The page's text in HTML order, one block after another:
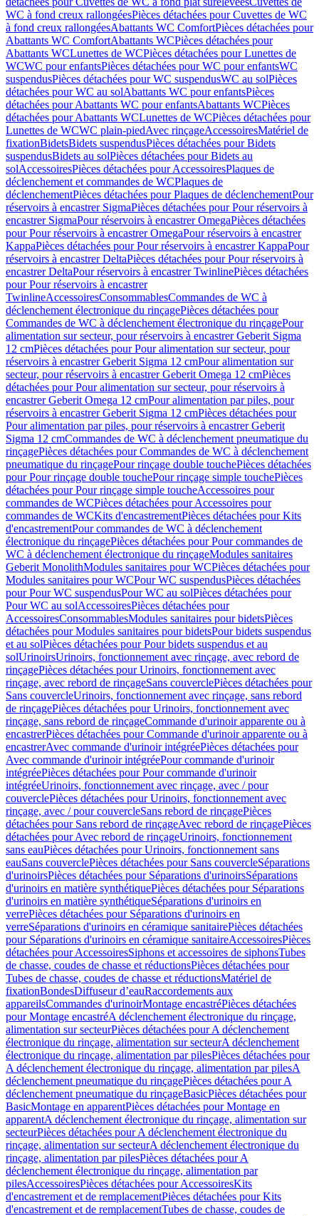
WC à fond creux rallongéesPièces détachées pour Cuvettes de WC
à fond creux rallongéesAbattants WC ComfortPièces détachées pour
Abattants WC ComfortAbattants WCPièces détachées pour
Abattants WCLunettes de WCPièces détachées pour Lunettes de
WCWC pour enfantsPièces détachées pour WC pour enfantsWC
suspendusPièces détachées pour WC suspendusWC au solPièces
détachées pour WC au solAbattants WC pour enfantsPièces
détachées pour Abattants WC pour enfantsAbattants WCPièces
détachées pour Abattants WCLunettes de WCPièces détachées pour
Lunettes de WCWC plain-piedAvec rinçageAccessoiresMatériel de
fixationBidetsBidets suspendusPièces détachées pour Bidets
suspendusBidets au solPièces détachées pour Bidets au
solAccessoiresPièces détachées pour AccessoiresPlaques de
déclenchement et commandes de WCPlaques de
déclenchementPièces détachées pour Plaques de déclenchementPour
réservoirs à encastrer SigmaPièces détachées pour Pour réservoirs à
encastrer SigmaPour réservoirs à encastrer OmegaPièces détachées
pour Pour réservoirs à encastrer OmegaPour réservoirs à encastrer
KappaPièces détachées pour Pour réservoirs à encastrer KappaPour
réservoirs à encastrer DeltaPièces détachées pour Pour réservoirs à
encastrer DeltaPour réservoirs à encastrer TwinlinePièces détachées
pour Pour réservoirs à encastrer
TwinlineAccessoiresConsommablesCommandes de WC à
déclenchement électronique du rinçagePièces détachées pour
Commandes de WC à déclenchement électronique du rinçagePour
alimentation sur secteur, pour réservoirs à encastrer Geberit Sigma
12 cmPièces détachées pour Pour alimentation sur secteur, pour
réservoirs à encastrer Geberit Sigma 12 cmPour alimentation sur
secteur, pour réservoirs à encastrer Geberit Omega 12 cmPièces
détachées pour Pour alimentation sur secteur, pour réservoirs à
encastrer Geberit Omega 12 cmPour alimentation par piles, pour
réservoirs à encastrer Geberit Sigma 12 cmPièces détachées pour
Pour alimentation par piles, pour réservoirs à encastrer Geberit
Sigma 12 cmCommandes de WC à déclenchement pneumatique du
rinçagePièces détachées pour Commandes de WC à déclenchement
pneumatique du rinçagePour rinçage double touchePièces détachées
pour Pour rinçage double touchePour rinçage simple touchePièces
détachées pour Pour rinçage simple toucheAccessoires pour
commandes de WCPièces détachées pour Accessoires pour
commandes de WCKits d'encastrementPièces détachées pour Kits
d'encastrementPour commandes de WC à déclenchement
électronique du rinçagePièces détachées pour Pour commandes de
WC à déclenchement électronique du rinçageModules sanitaires
Geberit MonolithModules sanitaires pour WCPièces détachées pour
Modules sanitaires pour WCPour WC suspendusPièces détachées
pour Pour WC suspendusPour WC au solPièces détachées pour
Pour WC au solAccessoiresPièces détachées pour
AccessoiresConsommablesModules sanitaires pour bidetsPièces
détachées pour Modules sanitaires pour bidetsPour bidets suspendus
et au solPièces détachées pour Pour bidets suspendus et au
solUrinoirsUrinoirs, fonctionnement avec rinçage, avec rebord de
rinçagePièces détachées pour Urinoirs, fonctionnement avec
rinçage, avec rebord de rinçageSans couverclePièces détachées pour
Sans couvercleUrinoirs, fonctionnement avec rinçage, sans rebord
de rinçagePièces détachées pour Urinoirs, fonctionnement avec
rinçage, sans rebord de rinçageCommande d'urinoir apparente ou à
encastrerPièces détachées pour Commande d'urinoir apparente ou à
encastrerAvec commande d'urinoir intégréePièces détachées pour
Avec commande d'urinoir intégréePour commande d'urinoir
intégréePièces détachées pour Pour commande d'urinoir
intégréeUrinoirs, fonctionnement avec rinçage, avec / pour
couverclePièces détachées pour Urinoirs, fonctionnement avec
rinçage, avec / pour couvercleSans rebord de rinçagePièces
détachées pour Sans rebord de rinçageAvec rebord de rinçagePièces
détachées pour Avec rebord de rinçageUrinoirs, fonctionnement
sans eauPièces détachées pour Urinoirs, fonctionnement sans
eauSans couverclePièces détachées pour Sans couvercleSéparations
d'urinoirsPièces détachées pour Séparations d'urinoirsSéparations
d'urinoirs en matière synthétiquePièces détachées pour Séparations
d'urinoirs en matière synthétiqueSéparations d'urinoirs en
verrePièces détachées pour Séparations d'urinoirs en
verreSéparations d'urinoirs en céramique sanitairePièces détachées
pour Séparations d'urinoirs en céramique sanitaireAccessoiresPièces
détachées pour AccessoiresSiphons et accessoires de siphonsTubes
de chasse, coudes de chasse et réductionsPièces détachées pour
Tubes de chasse, coudes de chasse et réductionsMatériel de
fixationBondesDiffuseur d’eauRaccordements aux
appareilsCommandes d'urinoirMontage encastréPièces détachées
pour Montage encastréA déclenchement électronique du rinçage,
alimentation sur secteurPièces détachées pour A déclenchement
électronique du rinçage, alimentation sur secteurA déclenchement
électronique du rinçage, alimentation par pilesPièces détachées pour
A déclenchement électronique du rinçage, alimentation par pilesA
déclenchement pneumatique du rinçagePièces détachées pour A
déclenchement pneumatique du rinçageBasicPièces détachées pour
BasicMontage en apparentPièces détachées pour Montage en
apparentA déclenchement électronique du rinçage, alimentation sur
secteurPièces détachées pour A déclenchement électronique du
rinçage, alimentation sur secteurA déclenchement électronique du
rinçage, alimentation par pilesPièces détachées pour A
déclenchement électronique du rinçage, alimentation par
pilesAccessoiresPièces détachées pour AccessoiresKits
d'encastrement et de remplacementPièces détachées pour Kits
d'encastrement et de remplacementTubes de chasse, coudes de